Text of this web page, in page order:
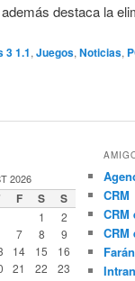
destaca la
3 1.1,Juegos,Noticias,
2026
F S S
1
2
7 8
9
14 15
16
21 22
23
CRM
CRM
CRM